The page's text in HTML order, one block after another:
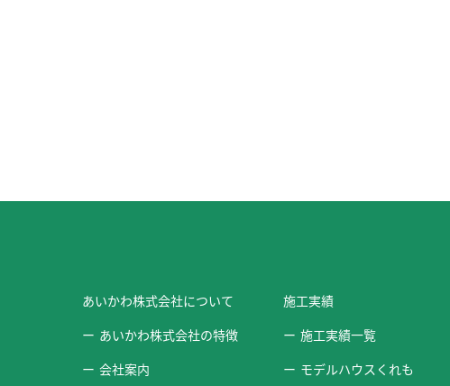
あいかわ株式会社について
あいかわ株式会社の特徴
会社案内
施工実績
施工実績一覧
モデルハウスくれも